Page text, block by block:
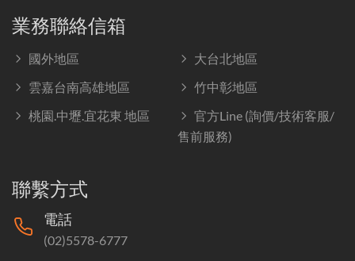
業務聯絡信箱
國外地區
大台北地區
雲嘉台南高雄地區
竹中彰地區
桃園.中壢.宜花東 地區
官方Line (詢價/技術客服/
售前服務)
聯繫方式
電話
(02)5578-6777